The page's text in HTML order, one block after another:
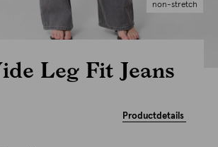
non-stretch
Leg Fit Jeans
Productdetails